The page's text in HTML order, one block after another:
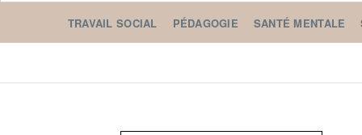
TRAVAIL SOCIAL PÉDAGOGIE SANTÉ MENTALE